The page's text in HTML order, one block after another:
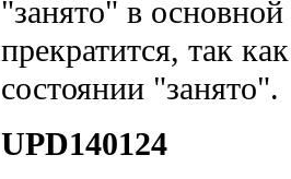
"занято" в
прекратится, так
состоянии "занято".
UPD140124